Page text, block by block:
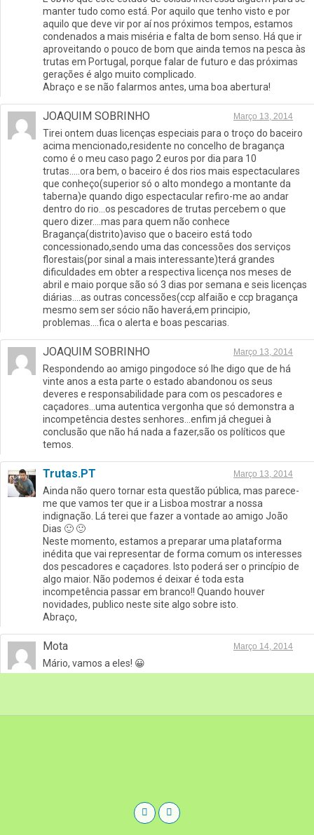
manter tudo como está. Por aquilo que tenho visto e por
aquilo que deve vir por aí nos próximos tempos, estamos
condenados a mais miséria e falta de bom senso. Há que ir
aproveitando o pouco de bom que ainda temos na pesca às
trutas em Portugal, porque falar de futuro e das próximas
gerações é algo muito complicado.
Abraço e se não falarmos antes, uma boa abertura!
JOAQUIM SOBRINHO Março 13, 2014
Tirei ontem duas licenças especiais para o troço do baceiro
acima mencionado,residente no concelho de bragança
como é o meu caso pago 2 euros por dia para 10
trutas…..ora bem, o baceiro é dos rios mais espectaculares
que conheço(superior só o alto mondego a montante da
taberna)e quando digo espectacular refiro-me ao andar
dentro do rio…os pescadores de trutas percebem o que
quero dizer….mas para quem não conhece
Bragança(distrito)aviso que o baceiro está todo
concessionado,sendo uma das concessões dos serviços
florestais(por sinal a mais interessante)terá grandes
dificuldades em obter a respectiva licença nos meses de
abril e maio porque são só 3 dias por semana e seis licenças
diárias….as outras concessões(ccp alfaião e ccp bragança
mesmo sem ser sócio não haverá,em principio,
problemas….fica o alerta e boas pescarias.
JOAQUIM SOBRINHO Março 13, 2014
Respondendo ao amigo pingodoce só lhe digo que de há
vinte anos a esta parte o estado abandonou os seus
deveres e responsabilidade para com os pescadores e
caçadores…uma autentica vergonha que só demonstra a
incompetência destes senhores…enfim já cheguei à
conclusão que não há nada a fazer,são os políticos que
temos.
Trutas.PT Março 13, 2014
Ainda não quero tornar esta questão pública, mas parece-
me que vamos ter que ir a Lisboa mostrar a nossa
indignação. Lá terei que fazer a vontade ao amigo João
Dias 🙂 🙂
Neste momento, estamos a preparar uma plataforma
inédita que vai representar de forma comum os interesses
dos pescadores e caçadores. Isto poderá ser o princípio de
algo maior. Não podemos é deixar é toda esta
incompetência passar em branco!! Quando houver
novidades, publico neste site algo sobre isto.
Abraço,
Mota Março 14, 2014
Mário, vamos a eles! 😀